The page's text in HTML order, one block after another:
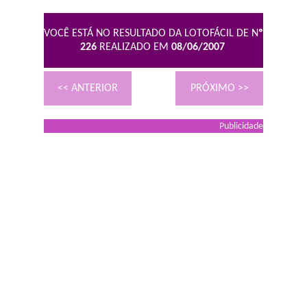
VOCÊ ESTÁ NO RESULTADO DA LOTOFÁCIL DE Nº
226 REALIZADO EM 08/06/2007
<< ANTERIOR PRÓXIMO >>
Publicidade